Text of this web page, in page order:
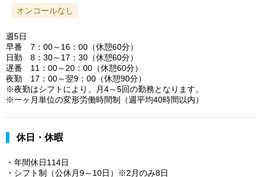
オンコールなし
週5日
早番 7：00～16：00（休憩60分）
日勤 8：30～17：30（休憩60分）
遅番 11：00～20：00（休憩60分）
夜勤 17：00～翌9：00（休憩90分）
※夜勤はシフトにより、月4～5回の勤務となります。
※一ヶ月単位の変形労働時間制（週平均40時間以内）
休日・休暇
・年間休日114日
・シフト制（公休月9～10日）※2月のみ8日